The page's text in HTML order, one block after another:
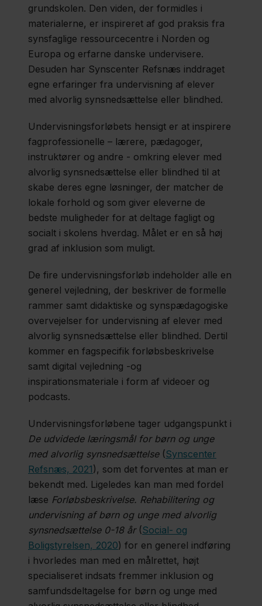
grundskolen. Den viden, der formidles i
materialerne, er inspireret af god praksis fra
synsfaglige ressourcecentre i Norden og
Europa og erfarne danske undervisere.
Desuden har Synscenter Refsnæs inddraget
egne erfaringer fra undervisning af elever
med alvorlig synsnedsættelse eller blindhed.
Undervisningsforløbets hensigt er at inspirere
fagprofessionelle – lærere, pædagoger,
instruktører og andre - omkring elever med
alvorlig synsnedsættelse eller blindhed til at
skabe deres egne løsninger, der matcher de
lokale forhold og som giver eleverne de
bedste muligheder for at deltage fagligt og
socialt i skolens hverdag. Målet er en så høj
grad af inklusion som muligt.
De fire undervisningsforløb indeholder alle en
generel vejledning, der beskriver de formelle
rammer samt didaktiske og synspædagogiske
overvejelser for undervisning af elever med
alvorlig synsnedsættelse eller blindhed. Dertil
kommer en fagspecifik forløbsbeskrivelse
samt digital vejledning -og
inspirationsmateriale i form af videoer og
podcasts.
Undervisningsforløbene tager udgangspunkt i
De udvidede læringsmål for børn og unge
med alvorlig synsnedsættelse(Synscenter
Refsnæs, 2021), som det forventes at man er
bekendt med. Ligeledes kan man med fordel
læse Forløbsbeskrivelse. Rehabilitering og
undervisning af børn og unge med alvorlig
synsnedsættelse 0-18 år(Social- og
Boligstyrelsen, 2020) for en generel indføring
i hvorledes man med en målrettet, højt
specialiseret indsats fremmer inklusion og
samfundsdeltagelse for børn og unge med